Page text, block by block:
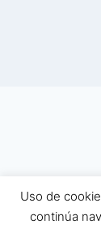
Uso de
continúa